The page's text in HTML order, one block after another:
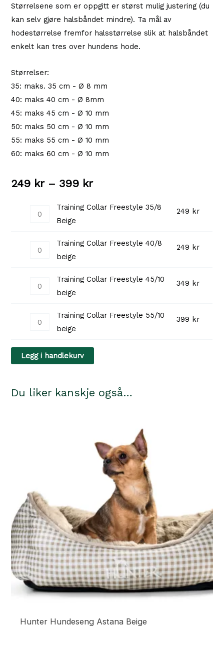
Størrelsene som er oppgitt er størst mulig justering (du
kan selv gjøre halsbåndet mindre). Ta mål av
hodestørrelse fremfor halsstørrelse slik at halsbåndet
enkelt kan tres over hundens hode.
Størrelser:
35: maks. 35 cm - Ø 8 mm
40: maks 40 cm - Ø 8mm
45: maks 45 cm - Ø 10 mm
50: maks 50 cm - Ø 10 mm
55: maks 55 cm - Ø 10 mm
60: maks 60 cm - Ø 10 mm
249 kr – 399 krPrisområde:
249 kr
399 kr
Training
Training Collar Freestyle 35/8
Beige
249 kr
Training
Training Collar Freestyle 40/8
beige
249 kr
Training
antall
Training Collar Freestyle 45/10
beige
349 kr
Training
Freestyle
55/10
antall
Training Collar Freestyle 55/10
beige
399 kr
Legg i handlekurv
Du liker kanskje også…
Hunter Hundeseng Astana Beige